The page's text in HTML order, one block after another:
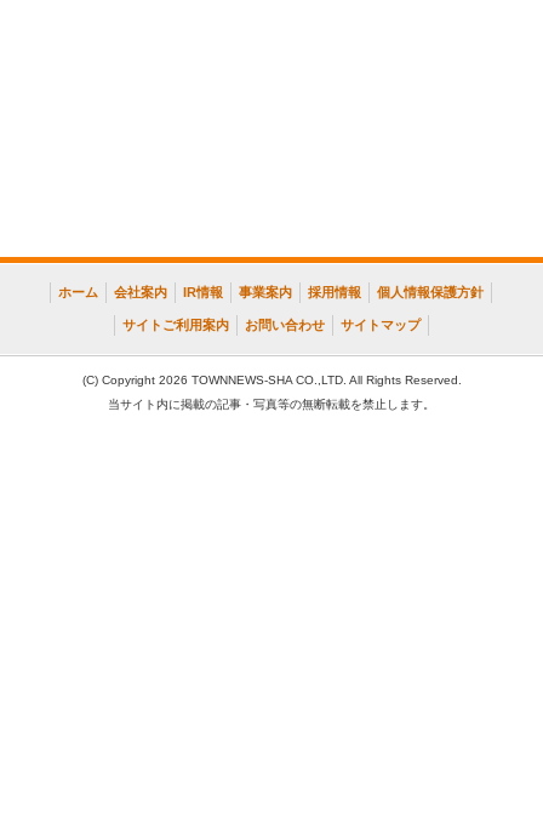
ホーム 会社案内 IR情報 事業案内 採用情報 個人情報保護方針
サイトご利用案内 お問い合わせ サイトマップ
(C) Copyright 2026 TOWNNEWS-SHA CO.,LTD. All Rights Reserved.
当サイト内に掲載の記事・写真等の無断転載を禁止します。